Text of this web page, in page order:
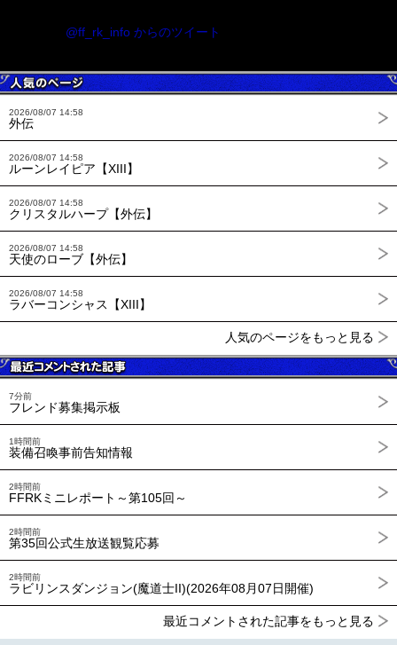
@ff_rk_info からのツイート
2026/08/07 14:58
外伝
2026/08/07 14:58
ルーンレイピア【XIII】
2026/08/07 14:58
クリスタルハープ【外伝】
2026/08/07 14:58
天使のローブ【外伝】
2026/08/07 14:58
ラバーコンシャス【XIII】
人気のページをもっと見る
7分前
フレンド募集掲示板
1時間前
装備召喚事前告知情報
2時間前
FFRKミニレポート～第105回～
2時間前
第35回公式生放送観覧応募
2時間前
ラビリンスダンジョン(魔道士II)(2026年08月07日開催)
最近コメントされた記事をもっと見る